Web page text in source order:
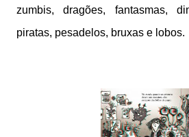
zumbis, dragões, fantasmas,
piratas, pesadelos, bruxas e lobos.